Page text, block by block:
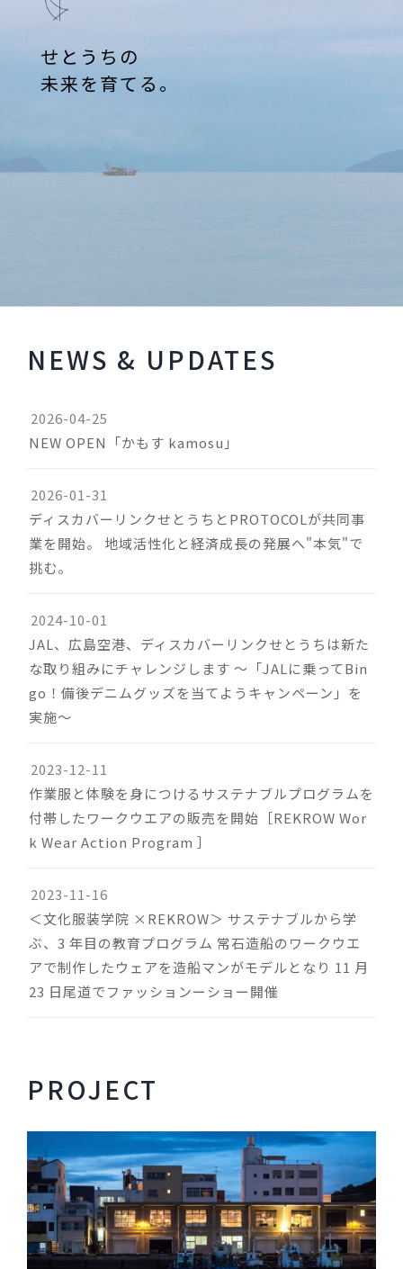
せとうちの
未来を育てる。
NEWS & UPDATES
2026-04-25
NEW OPEN「かもす kamosu」
2026-01-31
ディスカバーリンクせとうちとPROTOCOLが共同事
業を開始。 地域活性化と経済成長の発展へ"本気"で
挑む。
2024-10-01
JAL、広島空港、ディスカバーリンクせとうちは新た
な取り組みにチャレンジします ～「JALに乗ってBin
go！備後デニムグッズを当てようキャンペーン」を
実施～
2023-12-11
作業服と体験を身につけるサステナブルプログラムを
付帯したワークウエアの販売を開始［REKROW Wor
k Wear Action Program ］
2023-11-16
＜文化服装学院 ×REKROW＞ サステナブルから学
ぶ、3 年目の教育プログラム 常石造船のワークウエ
アで制作したウェアを造船マンがモデルとなり 11 月
23 日尾道でファッションーショー開催
PROJECT